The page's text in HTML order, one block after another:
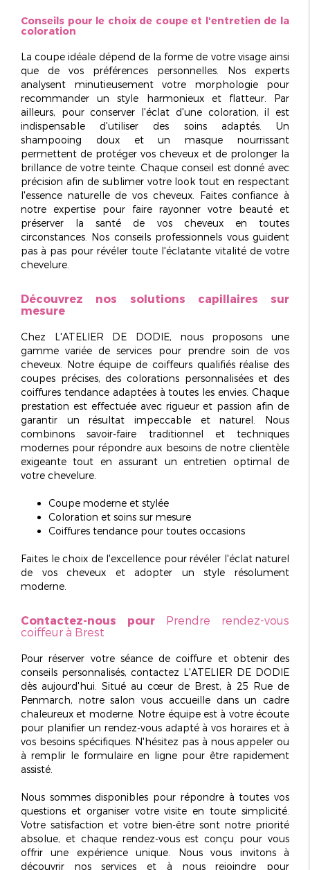
Conseils pour le choix de coupe et l'entretien de la
coloration
La coupe idéale dépend de la forme de votre visage ainsi
que de vos préférences personnelles. Nos experts
analysent minutieusement votre morphologie pour
recommander un style harmonieux et flatteur. Par
ailleurs, pour conserver l'éclat d'une coloration, il est
indispensable d'utiliser des soins adaptés. Un
shampooing doux et un masque nourrissant
permettent de protéger vos cheveux et de prolonger la
brillance de votre teinte. Chaque conseil est donné avec
précision afin de sublimer votre look tout en respectant
l'essence naturelle de vos cheveux. Faites confiance à
notre expertise pour faire rayonner votre beauté et
préserver la santé de vos cheveux en toutes
circonstances. Nos conseils professionnels vous guident
pas à pas pour révéler toute l'éclatante vitalité de votre
chevelure.
Découvrez nos solutions capillaires sur
mesure
Chez L'ATELIER DE DODIE, nous proposons une
gamme variée de services pour prendre soin de vos
cheveux. Notre équipe de coiffeurs qualifiés réalise des
coupes précises, des colorations personnalisées et des
coiffures tendance adaptées à toutes les envies. Chaque
prestation est effectuée avec rigueur et passion afin de
garantir un résultat impeccable et naturel. Nous
combinons savoir-faire traditionnel et techniques
modernes pour répondre aux besoins de notre clientèle
exigeante tout en assurant un entretien optimal de
votre chevelure.
Coupe moderne et stylée
Coloration et soins sur mesure
Coiffures tendance pour toutes occasions
Faites le choix de l'excellence pour révéler l'éclat naturel
de vos cheveux et adopter un style résolument
moderne.
Contactez-nous pour Prendre rendez-vous
coiffeur à Brest
Pour réserver votre séance de coiffure et obtenir des
conseils personnalisés, contactez L'ATELIER DE DODIE
dès aujourd'hui. Situé au cœur de Brest, à 25 Rue de
Penmarch, notre salon vous accueille dans un cadre
chaleureux et moderne. Notre équipe est à votre écoute
pour planifier un rendez-vous adapté à vos horaires et à
vos besoins spécifiques. N'hésitez pas à nous appeler ou
à remplir le formulaire en ligne pour être rapidement
assisté.
Nous sommes disponibles pour répondre à toutes vos
questions et organiser votre visite en toute simplicité.
Votre satisfaction et votre bien-être sont notre priorité
absolue, et chaque rendez-vous est conçu pour vous
offrir une expérience unique. Nous vous invitons à
découvrir nos services et à nous rejoindre pour